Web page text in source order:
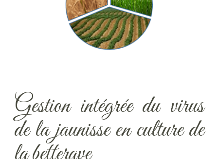
Gestion intégrée du virus
de la jaunisse en culture de